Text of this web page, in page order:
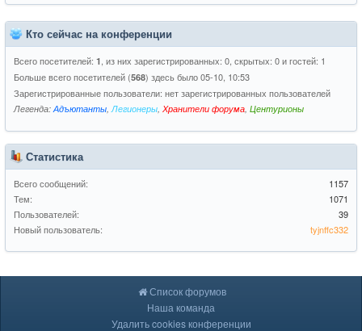
Кто сейчас на конференции
Всего посетителей: 1 , из них зарегистрированных: 0, скрытых: 0 и гостей: 1
Больше всего посетителей (568) здесь было 05-10, 10:53
Зарегистрированные пользователи: нет зарегистрированных пользователей
Легенда:Адъютанты,Легионеры, Хранители форума, Центурионы
Статистика
Всего сообщений:
1157
Тем:
1071
Пользователей:
39
Новый пользователь:
tyjnffc332
Список форумов
Наша команда
Удалить cookies конференции